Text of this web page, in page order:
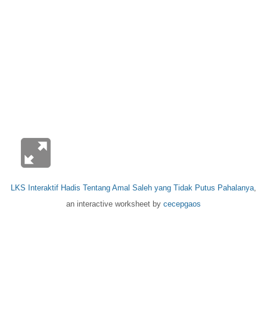
LKS Interaktif Hadis Tentang Amal Saleh yang Tidak Putus Pahalanya,
an interactive worksheet by cecepgaos